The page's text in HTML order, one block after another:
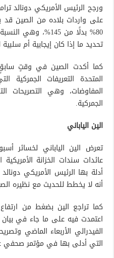
ورجح الرئيس الأمريكي دونالد
على واردات بلاده من الصين
80% بدلًا من
تحديد ما إذا كان إيجابية أم
كما أكدت الصين في وقتٍ
المتحدة التعريفات
المفاوضات، وهي التصريحات
الجمركية.
الين الياباني
تعرض الين الياباني لخسائر
عائدات سندات الخزانة
أدلة بها الرئيس الأمريكي
أنه لا يخطط للحديث مع نظيره
كما تراجع الين بضغط من
اعتمدت فيه على ما جاء في بيان
الفيدرالي الأربعاء الماضي
التي أدلى بها في مؤتمر صحفي